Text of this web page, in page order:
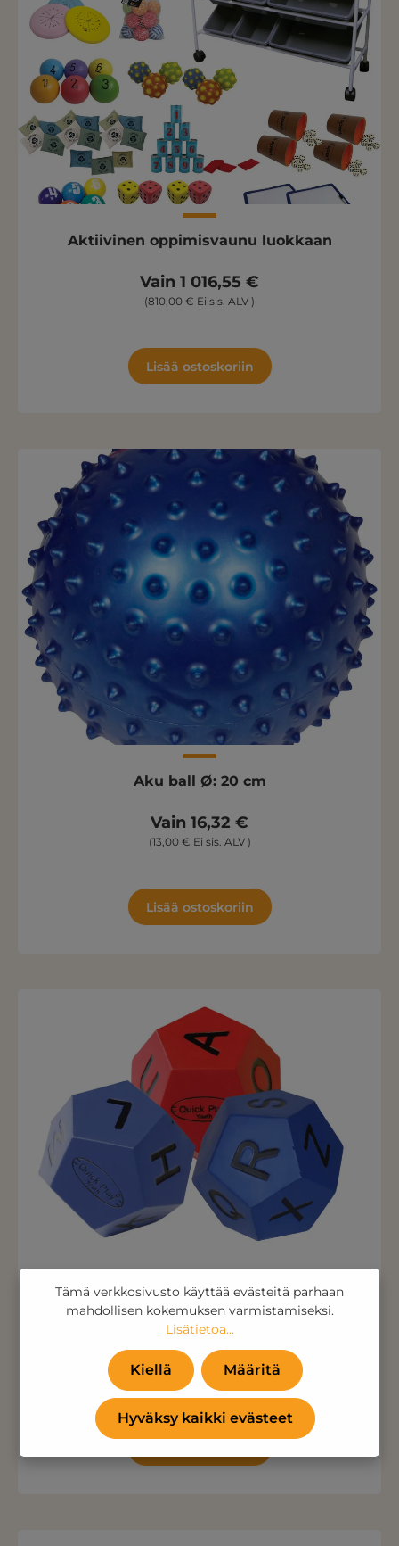
Aktiivinen oppimisvaunu luokkaan
Vain 1 016,55 €
(810,00 € Ei sis. ALV )
Lisää ostoskoriin
Aku ball Ø: 20 cm
Vain 16,32 €
(13,00 € Ei sis. ALV )
Lisää ostoskoriin
Alfabet terningesæt
Vain 33,88 €
(27,00 € Ei sis. ALV )
Tämä verkkosivusto käyttää evästeitä parhaan
mahdollisen kokemuksen varmistamiseksi.
Lisätietoa...
Kiellä Määritä
Hyväksy kaikki evästeet